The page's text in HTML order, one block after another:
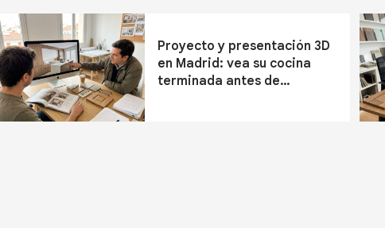
Proyecto y presentación 3D
en Madrid: vea su cocina
terminada antes de